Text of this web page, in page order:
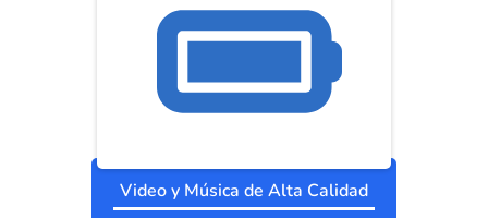
Video y Música de Alta Calidad